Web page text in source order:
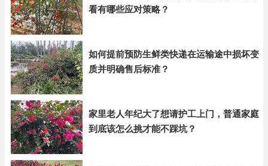
看有哪些应对策略？
如何提前预防生鲜类快递在运输途中损坏变
质并明确售后标准？
家里老人年纪大了想请护工上门，普通家庭
到底该怎么挑才能不踩坑？